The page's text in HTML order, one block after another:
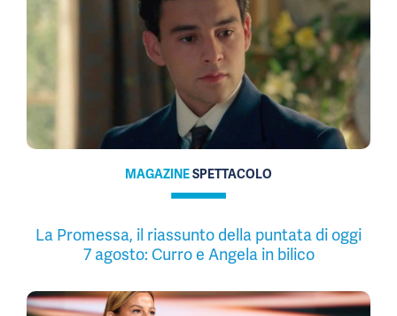
MAGAZINESPETTACOLO
La Promessa, il riassunto della puntata di oggi
7 agosto: Curro e Angela in bilico